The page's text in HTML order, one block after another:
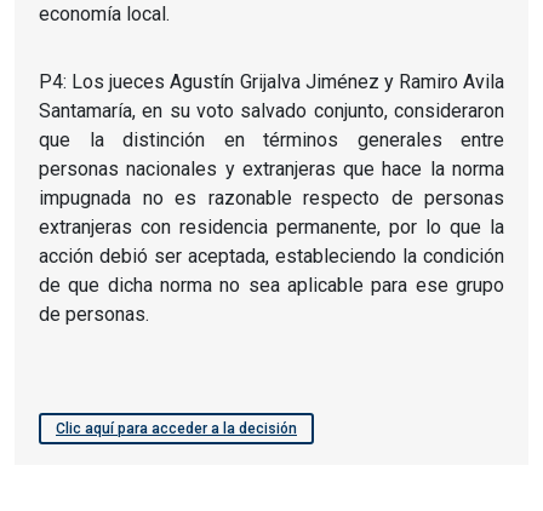
economía local.
P4: Los jueces Agustín Grijalva Jiménez y Ramiro Avila
Santamaría, en su voto salvado conjunto, consideraron
que la distinción en términos generales entre
personas nacionales y extranjeras que hace la norma
impugnada no es razonable respecto de personas
extranjeras con residencia permanente, por lo que la
acción debió ser aceptada, estableciendo la condición
de que dicha norma no sea aplicable para ese grupo
de personas.
Clic aquí para acceder a la decisión